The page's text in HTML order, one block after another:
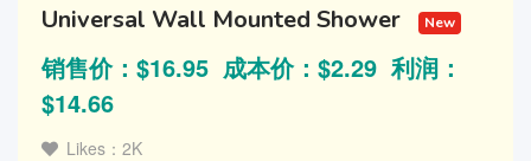
Universal Wall Mounted Shower New
销售价：$16.95 成本价：$2.29 利润：
$14.66
Likes：2K